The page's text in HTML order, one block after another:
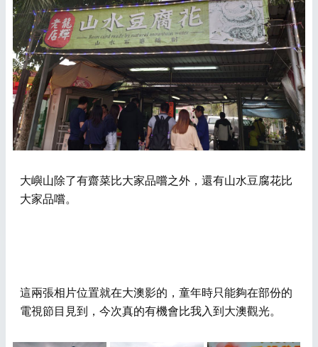
大嶼山除了有齋菜比大家品嚐之外，還有山水豆腐花比
大家品嚐。
這兩張相片位置就在大澳影的，童年時只能夠在部份的
電視節目見到，今次真的有機會比我入到大澳觀光。